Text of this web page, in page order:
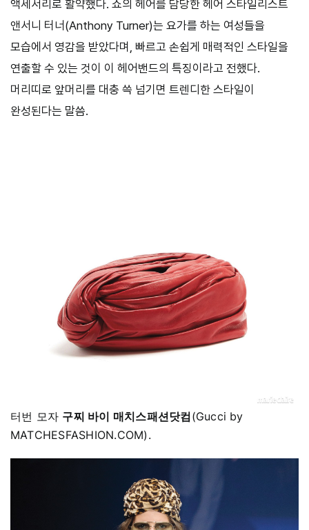
액세서리로 활약했다. 쇼의 헤어를 담당한 헤어 스타일리스트
앤서니 터너(Anthony Turner)는 요가를 하는 여성들을
모습에서 영감을 받았다며, 빠르고 손쉽게 매력적인 스타일을
연출할 수 있는 것이 이 헤어밴드의 특징이라고 전했다.
머리띠로 앞머리를 대충 쓱 넘기면 트렌디한 스타일이
완성된다는 말씀.
터번 모자 구찌 바이 매치스패션닷컴(Gucci by
MATCHESFASHION.COM).